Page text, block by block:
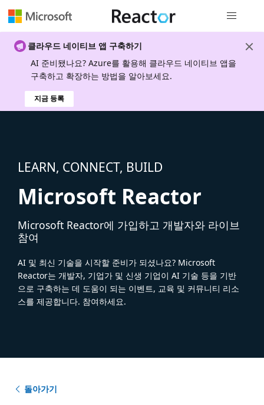
클라우드 네이티브 앱 구축하기
AI 준비됐나요? Azure를 활용해 클라우드 네이티브 앱을
구축하고 확장하는 방법을 알아보세요.
지금 등록
LEARN, CONNECT, BUILD
Microsoft Reactor
Microsoft Reactor에 가입하고 개발자와 라이브
참여
AI 및 최신 기술을 시작할 준비가 되셨나요? Microsoft
Reactor는 개발자, 기업가 및 신생 기업이 AI 기술 등을 기반
으로 구축하는 데 도움이 되는 이벤트, 교육 및 커뮤니티 리소
스를 제공합니다. 참여하세요.
돌아가기